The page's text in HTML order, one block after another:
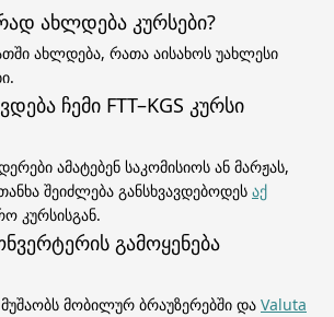
ახლდება კურსები?
ახლდება, რათა აისახოს უახლესი
ჩემი FTT–KGS კურსი
ამატებენ საკომისიოს ან მარჟას,
შეიძლება განსხვავდებოდეს აქ
კურსისგან.
გამოყენება
მობილურ ბრაუზერებში და Valuta